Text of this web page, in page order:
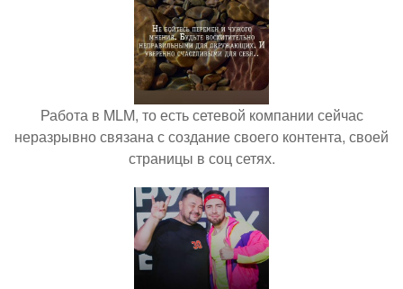
Работа в MLM, то есть сетевой компании сейчас
неразрывно связана с создание своего контента, своей
страницы в соц сетях.